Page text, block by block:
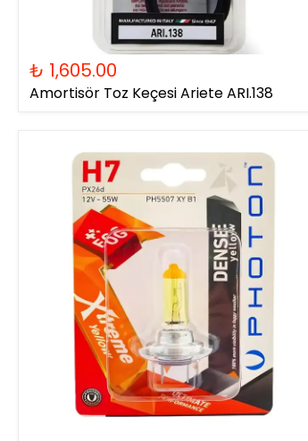
₺ 1,605.00
Amortisör Toz Keçesi Ariete ARI.138